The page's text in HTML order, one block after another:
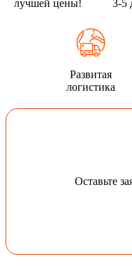
лучшей цены! 3-5
Развитая
логистика
Оставьте